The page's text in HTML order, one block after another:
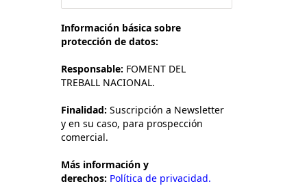
Información básica sobre
protección de datos:
Responsable: FOMENT DEL
TREBALL NACIONAL.
Finalidad: Suscripción a Newsletter
y en su caso, para prospección
comercial.
Más información y
derechos: Política de privacidad.